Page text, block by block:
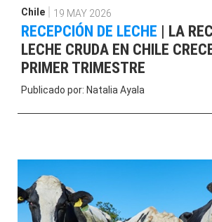
Chile 19 MAY 2026
RECEPCIÓN DE LECHE | LA
LECHE CRUDA EN CHILE
PRIMER TRIMESTRE
Publicado por: Natalia Ayala